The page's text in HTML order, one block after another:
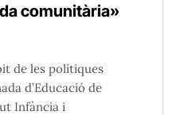
comunitària»
de les polítiques
d’Educació de
Infància i